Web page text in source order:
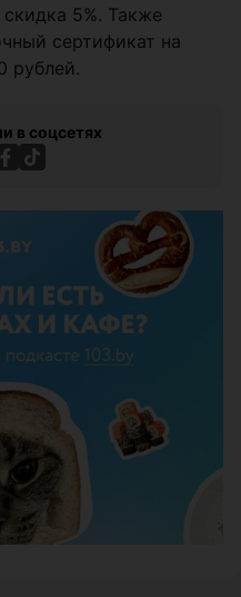
5%. Также
сертификат на
рублей.
в соцсетях